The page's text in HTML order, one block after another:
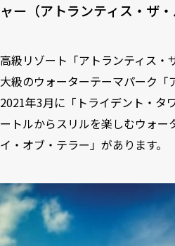
ャー（アトランティス・ザ・
高級リゾート「アトランティス・
大級のウォーターテーマパーク「
2021年3月に「トライデント・タ
ートルからスリルを楽しむウォー
イ・オブ・テラー」があります。